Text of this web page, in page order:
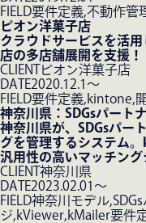
FIELD要件定義,不動作管
ピオン洋菓子店
クラウドサービスを活
店の多店舗展開を支援！
CLIENTピオン洋菓子店
DATE2020.12.1〜
FIELD要件定義,kintone,
神奈川県：SDGsパート
神奈川県が、SDGsパー
グを管理するシステム
汎用性の高いマッチング
CLIENT神奈川県
DATE2023.02.01〜
FIELD神奈川モデル
ジ,kViewer,kMailer要件